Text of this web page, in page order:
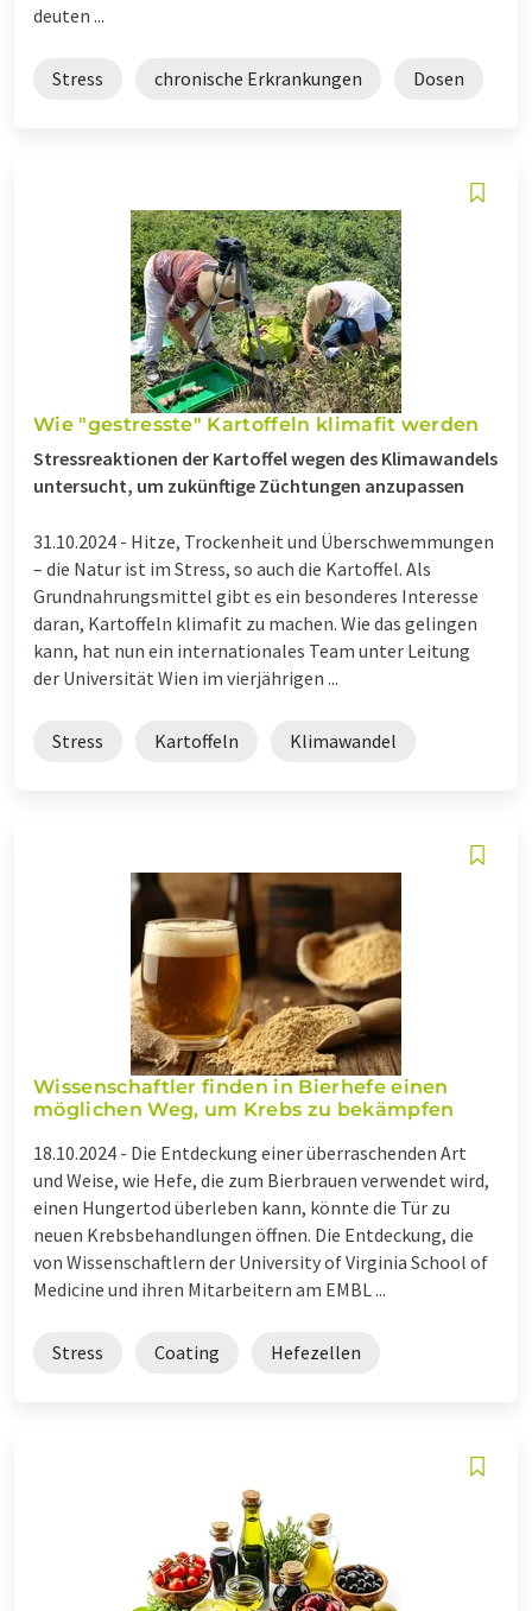
deuten ...
Stress chronische Erkrankungen Dosen
Wie "gestresste" Kartoffeln klimafit werden
Stressreaktionen der Kartoffel wegen des Klimawandels
untersucht, um zukünftige Züchtungen anzupassen
31.10.2024 - Hitze, Trockenheit und Überschwemmungen
– die Natur ist im Stress, so auch die Kartoffel. Als
Grundnahrungsmittel gibt es ein besonderes Interesse
daran, Kartoffeln klimafit zu machen. Wie das gelingen
kann, hat nun ein internationales Team unter Leitung
der Universität Wien im vierjährigen ...
Stress Kartoffeln Klimawandel
Wissenschaftler finden in Bierhefe einen
möglichen Weg, um Krebs zu bekämpfen
18.10.2024 - Die Entdeckung einer überraschenden Art
und Weise, wie Hefe, die zum Bierbrauen verwendet wird,
einen Hungertod überleben kann, könnte die Tür zu
neuen Krebsbehandlungen öffnen. Die Entdeckung, die
von Wissenschaftlern der University of Virginia School of
Medicine und ihren Mitarbeitern am EMBL ...
Stress Coating Hefezellen